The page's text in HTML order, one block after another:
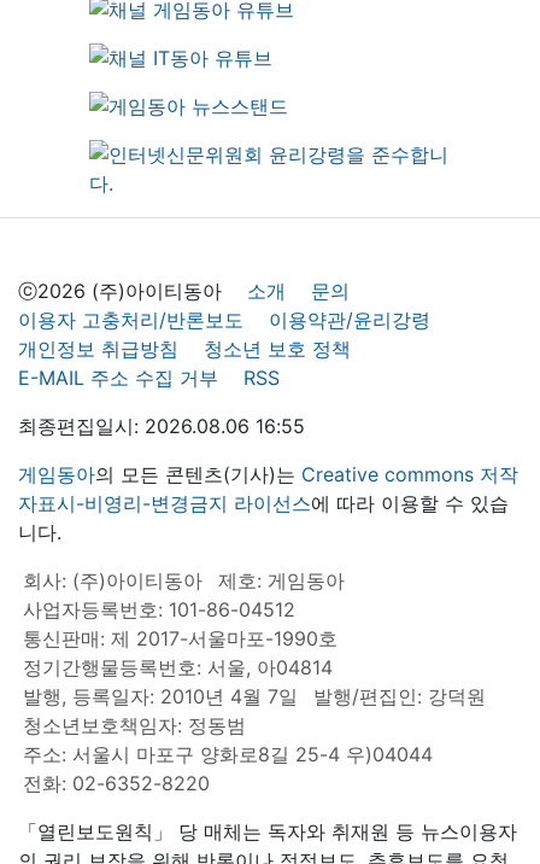
ⓒ2026 (주)아이티동아 소개
문의
이용자 고충처리/반론보도
이용약관/윤리강령
개인정보 취급방침
청소년 보호 정책
E-MAIL 주소 수집 거부
RSS
최종편집일시: 2026.08.06 16:55
게임동아의 모든 콘텐츠(기사)는 Creative commons 저작
자표시-비영리-변경금지 라이선스에 따라 이용할 수 있습
니다.
회사: (주)아이티동아
제호: 게임동아
사업자등록번호: 101-86-04512
통신판매: 제 2017-서울마포-1990호
정기간행물등록번호: 서울, 아04814
발행, 등록일자: 2010년 4월 7일
발행/편집인: 강덕원
청소년보호책임자: 정동범
주소: 서울시 마포구 양화로8길 25-4 우)04044
전화: 02-6352-8220
「열린보도원칙」 당 매체는 독자와 취재원 등 뉴스이용자